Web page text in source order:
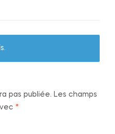
pas publiée. Les champs
*